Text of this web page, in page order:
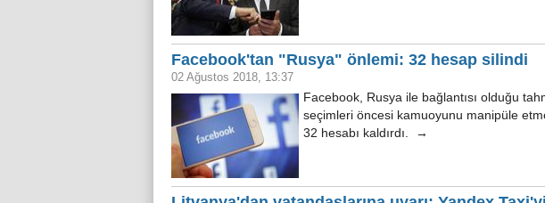
Facebook'tan "Rusya" önlemi: 32 hesap silindi
02 Ağustos 2018, 13:37
Facebook, Rusya ile bağlantısı olduğu
seçimleri öncesi kamuoyunu manipüle
32 hesabı kaldırdı. →